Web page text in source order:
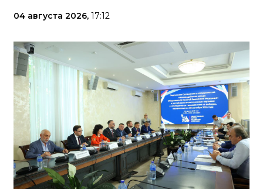
04 августа 2026, 17:12